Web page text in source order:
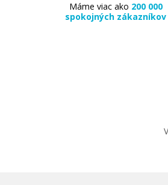
Máme viac ako 200 000
spokojných zákazníkov